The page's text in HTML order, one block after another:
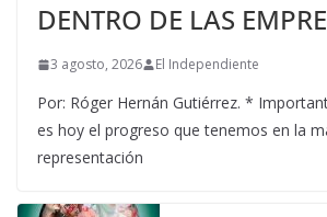
DENTRO DE LAS
3 agosto, 2026 El Independiente
Por: Róger Hernán Gutiérrez. *
es hoy el progreso que tenemos en la
representación